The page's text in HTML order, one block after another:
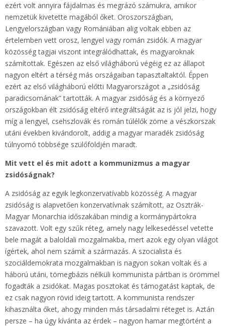
ezért volt annyira fájdalmas és megrázó számukra, amikor
nemzetük kivetette magából őket. Oroszországban,
Lengyelországban vagy Romániában alig voltak ebben az
értelemben vett orosz, lengyel vagy román zsidók. A magyar
közösség tagjai viszont integrálódhattak, és magyaroknak
számítottak. Egészen az első világháború végéig ez az állapot
nagyon eltért a térség más országaiban tapasztaltaktól. Éppen
ezért az első világháború előtti Magyarországot a „zsidóság
paradicsomának” tartották. A magyar zsidóság és a környező
országokban élt zsidóság eltérő integráltságát az is jól jelzi, hogy
míg a lengyel, csehszlovák és román túlélők zöme a vészkorszak
utáni években kivándorolt, addig a magyar maradék zsidóság
túlnyomó többsége szülőföldjén maradt.
Mit vett el és mit adott a kommunizmus a magyar
zsidóságnak?
A zsidóság az egyik legkonzervatívabb közösség. A magyar
zsidóság is alapvetően konzervatívnak számított, az Osztrák-
Magyar Monarchia időszakában mindig a kormánypártokra
szavazott. Volt egy szűk réteg, amely nagy lelkesedéssel vetette
bele magát a baloldali mozgalmakba, mert azok egy olyan világot
ígértek, ahol nem számít a származás. A szocialista és
szociáldemokrata mozgalmakban is nagyon sokan voltak és a
háború utáni, tömegbázis nélküli kommunista pártban is örömmel
fogadták a zsidókat. Magas posztokat és támogatást kaptak, de
ez csak nagyon rövid ideig tartott. A kommunista rendszer
kihasználta őket, ahogy minden más társadalmi réteget is. Aztán
persze – ha úgy kívánta az érdek – nagyon hamar megtörtént a